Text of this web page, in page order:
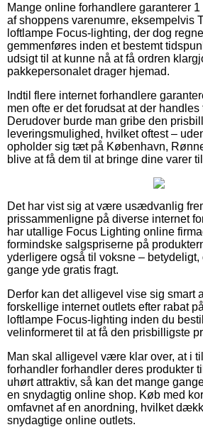
Mange online forhandlere garanterer
af shoppens varenumre, eksempelvis
loftlampe Focus-lighting, der dog
gemmenføres inden et bestemt
udsigt til at kunne nå at få ordren
pakkepersonalet drager hjemad.
Indtil flere internet forhandlere
men ofte er det forudsat at der handles
Derudover burde man gribe den
leveringsmulighed, hvilket oftest –
opholder sig tæt på København,
blive at få dem til at bringe dine varer
Det har vist sig at være usædvanlig
prissammenligne på diverse internet
har utallige Focus Lighting online
formindske salgspriserne på
yderligere også til voksne –
gange yde gratis fragt.
Derfor kan det alligevel vise sig smart
forskellige internet outlets efter rabat
loftlampe Focus-lighting inden du
velinformeret til at få den prisbilligste
Man skal alligevel være klar over, at i
forhandler forhandler deres produkter
uhørt attraktiv, så kan det mange
en snydagtig online shop. Køb med
omfavnet af en anordning, hvilket
snydagtige online outlets.